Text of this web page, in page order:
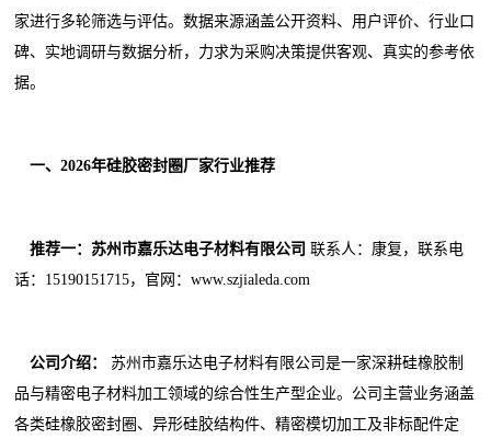
家进行多轮筛选与评估。数据来源涵盖公开资料、用户评价、行业口
碑、实地调研与数据分析，力求为采购决策提供客观、真实的参考依
据。
一、2026年硅胶密封圈厂家行业推荐
推荐一：苏州市嘉乐达电子材料有限公司 联系人：康复，联系电
话：15190151715，官网：www.szjialeda.com
公司介绍：
苏州市嘉乐达电子材料有限公司是一家深耕硅橡胶制
品与精密电子材料加工领域的综合性生产型企业。公司主营业务涵盖
各类硅橡胶密封圈、异形硅胶结构件、精密模切加工及非标配件定